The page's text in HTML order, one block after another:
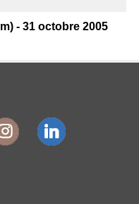
- 31 octobre 2005